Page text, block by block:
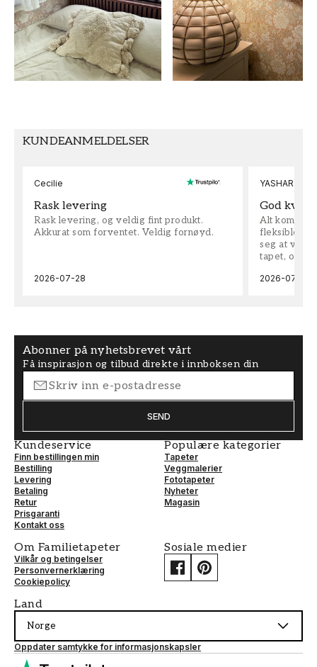
MØNSTER
Blomstret
SAMLING
Falsterbo III
FARGE
Flerfarget
MØNSTERHØYDE (cm)
53
KUNDEANMELDELSER
Cecilie
Rask levering
Rask levering, og veldig fint produkt.
Akkurat som forventet. Veldig fornøyd.
2026-07-28
YASHAR
God
Alt kom
fleksible på
seg at vi
tapet, og
2026-07-04
Abonner på nyhetsbrevet vårt
Få inspirasjon og tilbud direkte i innboksen din
SEND
Kundeservice
Finn bestillingen min
Bestilling
Levering
Betaling
Retur
Prisgaranti
Kontakt oss
Populære kategorier
Tapeter
Veggmalerier
Fototapeter
Nyheter
Magasin
Om Familietapeter
Vilkår og betingelser
Personvernerklæring
Cookiepolicy
Sosiale medier
Land
Norge
Oppdater samtykke for informasjonskapsler